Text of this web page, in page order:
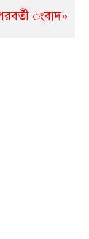
ংবাদ»